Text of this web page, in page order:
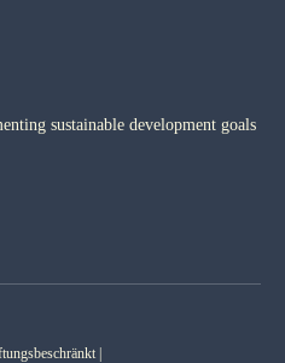
sustainable development goals
|